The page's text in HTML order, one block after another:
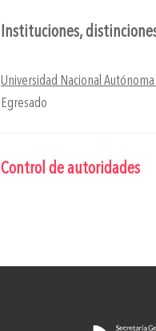
Instituciones,
Universidad Nacional
Egresado
Control de autoridades